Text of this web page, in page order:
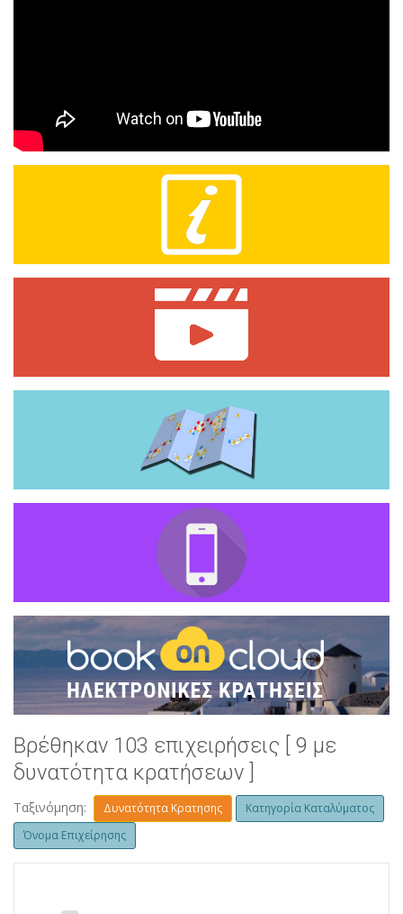
Βρέθηκαν 103 επιχειρήσεις [ 9 με
δυνατότητα κρατήσεων ]
Ταξινόμηση: Δυνατότητα Κρατησης
Κατηγορία Καταλύματος
Όνομα Επιχείρησης